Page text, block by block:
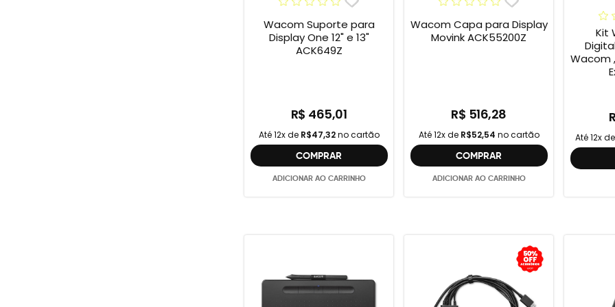
Wacom Suporte para
Display One 12" e 13"
ACK649Z
R$ 465,01
Até 12x de R$47,32no cartão
COMPRAR
ADICIONAR AO CARRINHO
Wacom Capa para Display
Movink ACK55200Z
R$ 516,28
Até 12x de R$52,54 no cartão
COMPRAR
ADICIONAR AO CARRINHO
Kit
Wacom
Até 12x